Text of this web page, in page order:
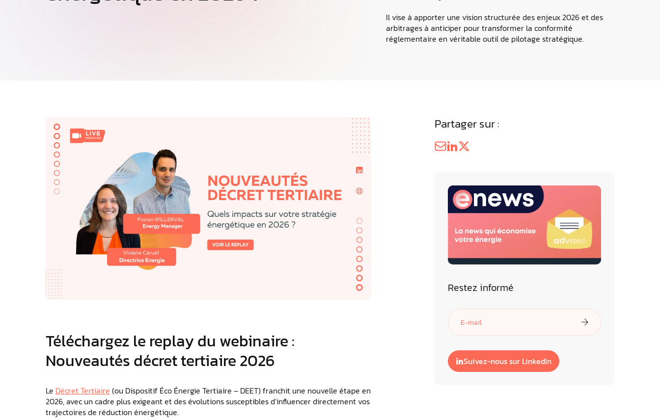
Nos Référentiels Energie &
Carbone
Découvrez les résultats des Référentiels
Il vise à apporter une vision structurée des enjeux 2026 et des
arbitrages à anticiper pour transformer la conformité
réglementaire en véritable outil de pilotage stratégique.
Téléchargez le replay du webinaire :
Nouveautés décret tertiaire 2026
Le Décret Tertiaire (ou Dispositif Éco Énergie Tertiaire – DEET) franchit une nouvelle étape en
2026, avec un cadre plus exigeant et des évolutions susceptibles d’influencer directement vos
trajectoires de réduction énergétique.
Partager sur :
Restez informé
Suivez-nous sur LinkedIn